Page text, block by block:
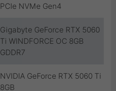
PCIe NVMe Gen4
Gigabyte GeForce RTX 5060
Ti WINDFORCE OC 8GB
GDDR7
NVIDIA GeForce RTX 5060 Ti
8GB